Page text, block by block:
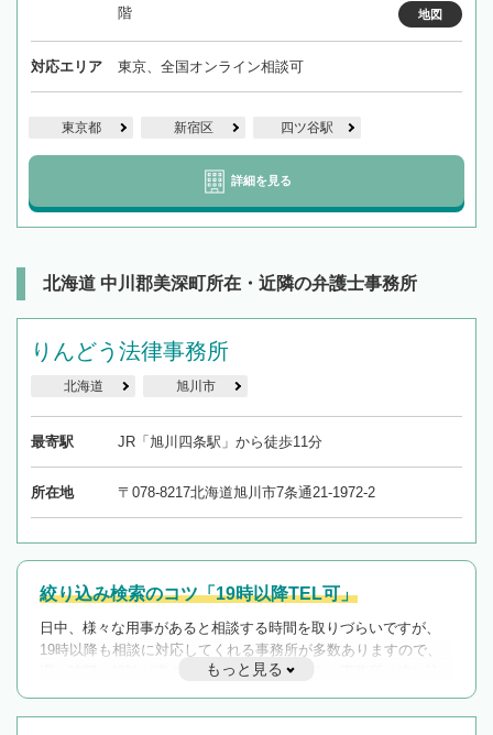
階
地図
対応エリア 東京、全国オンライン相談可
東京都 新宿区 四ツ谷駅
詳細を見る
北海道 中川郡美深町所在・近隣の弁護士事務所
りんどう法律事務所
北海道 旭川市
最寄駅 JR「旭川四条駅」から徒歩11分
所在地 〒078-8217北海道旭川市7条通21-1972-2
絞り込み検索のコツ「19時以降TEL可」
日中、様々な用事があると相談する時間を取りづらいですが、
19時以降も相談に対応してくれる事務所が多数ありますので、
遅い時間の相談が増えそうな場合はそのような事務所に絞り込
んで検索してみましょう。
もっと見る